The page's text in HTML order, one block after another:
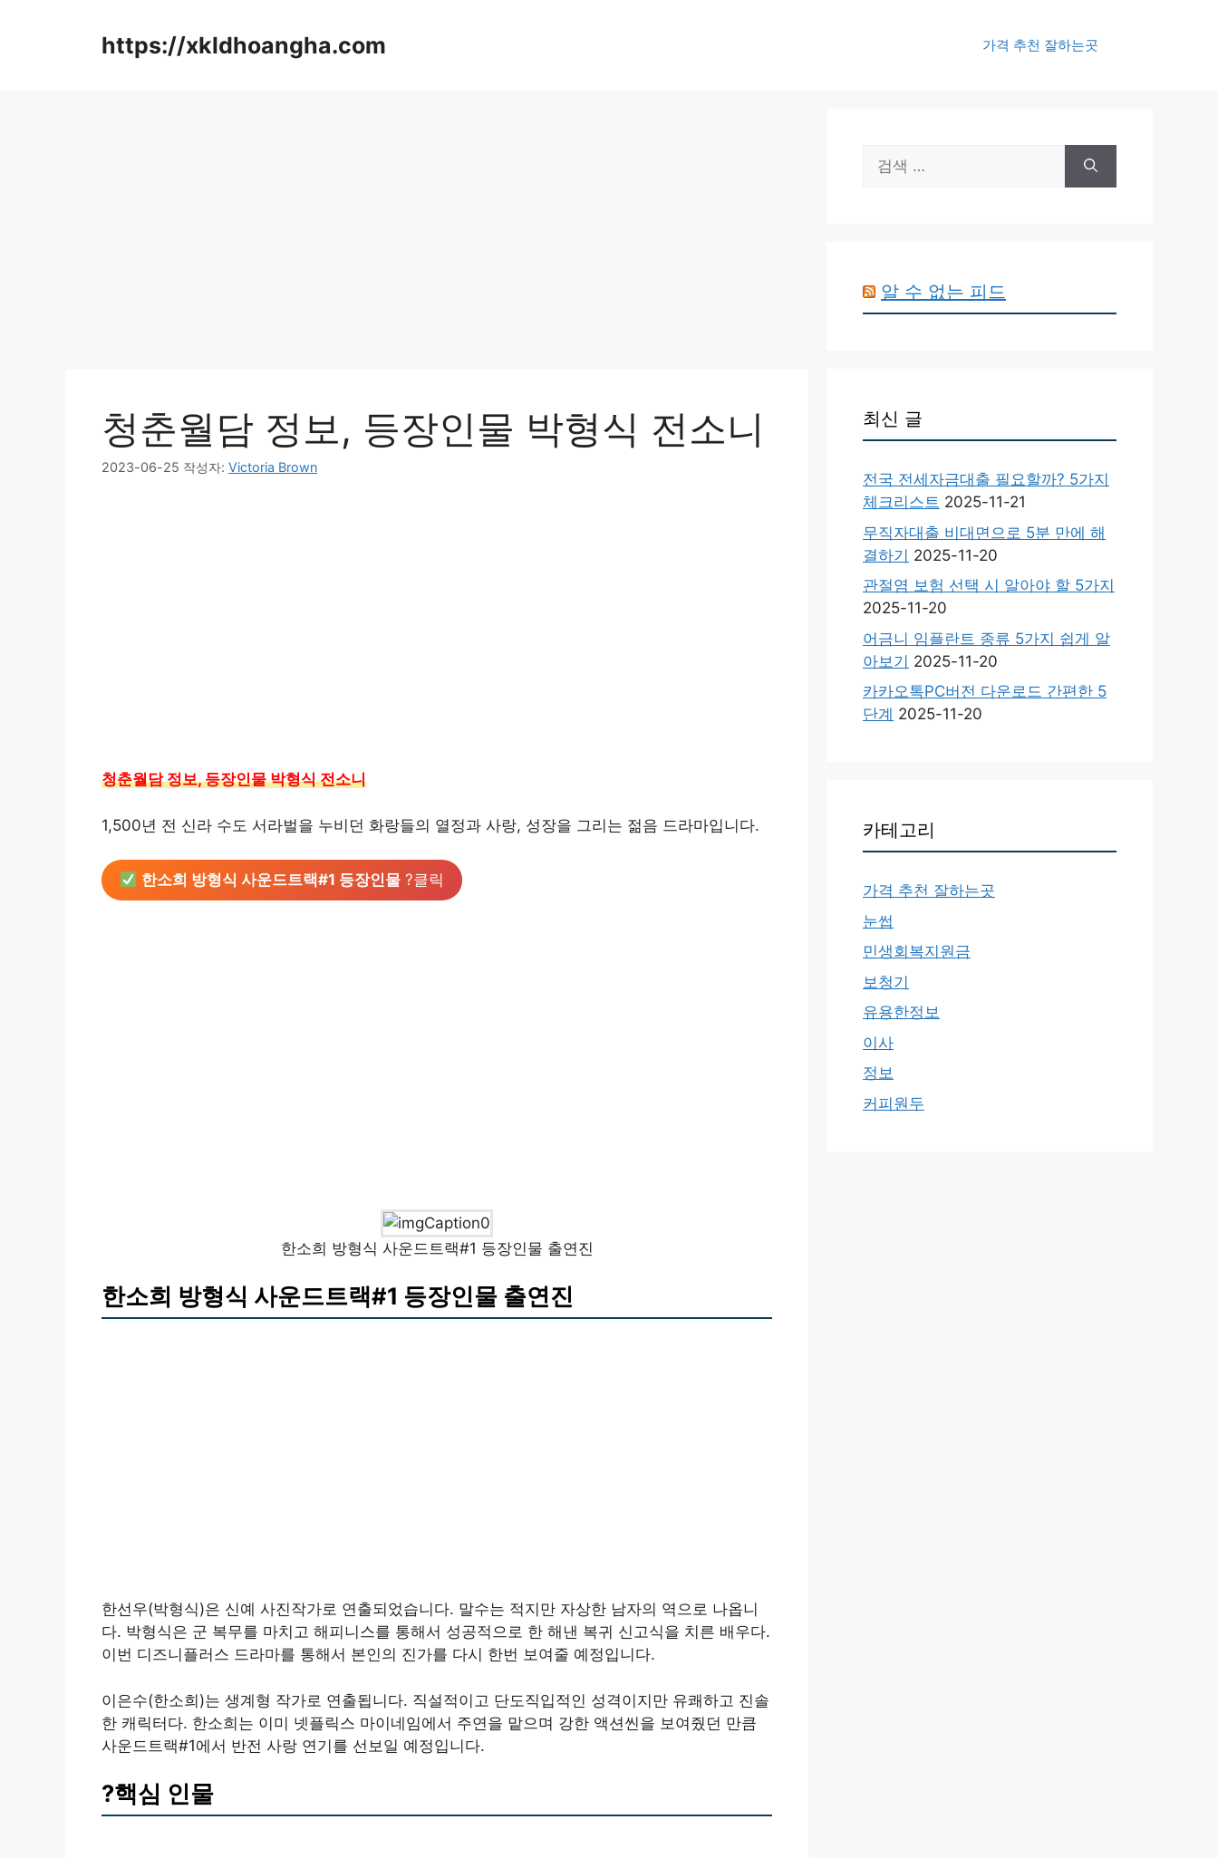
https://xkldhoangha.com 가격 추천 잘하는곳
청춘월담 정보, 등장인물 박형식 전소니
2023-06-25 작성자: Victoria Brown
청춘월담 정보, 등장인물 박형식 전소니
1,500년 전 신라 수도 서라벌을 누비던 화랑들의 열정과 사랑, 성장을 그리는 젊음 드라마입니다.
한소희 방형식 사운드트랙#1 등장인물 ?클릭
한소희 방형식 사운드트랙#1 등장인물 출연진
한소희 방형식 사운드트랙#1 등장인물 출연진
한선우(박형식)은 신예 사진작가로 연출되었습니다. 말수는 적지만 자상한 남자의 역으로 나옵니
다. 박형식은 군 복무를 마치고 해피니스를 통해서 성공적으로 한 해낸 복귀 신고식을 치른 배우다.
이번 디즈니플러스 드라마를 통해서 본인의 진가를 다시 한번 보여줄 예정입니다.
이은수(한소희)는 생계형 작가로 연출됩니다. 직설적이고 단도직입적인 성격이지만 유쾌하고 진솔
한 캐릭터다. 한소희는 이미 넷플릭스 마이네임에서 주연을 맡으며 강한 액션씬을 보여줬던 만큼
사운드트랙#1에서 반전 사랑 연기를 선보일 예정입니다.
?핵심 인물
색:
알 수 없는 피드
최신 글
전국 전세자금대출 필요할까? 5가지
체크리스트 2025-11-21
무직자대출 비대면으로 5분 만에 해
결하기 2025-11-20
관절염 보험 선택 시 알아야 할 5가지
2025-11-20
어금니 임플란트 종류 5가지 쉽게 알
아보기 2025-11-20
카카오톡PC버전 다운로드 간편한 5
단계 2025-11-20
카테고리
가격 추천 잘하는곳
눈썹
민생회복지원금
보청기
유용한정보
이사
정보
커피원두